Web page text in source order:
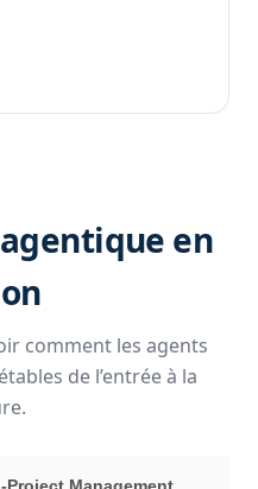
en
comment les agents
de l’entrée à la